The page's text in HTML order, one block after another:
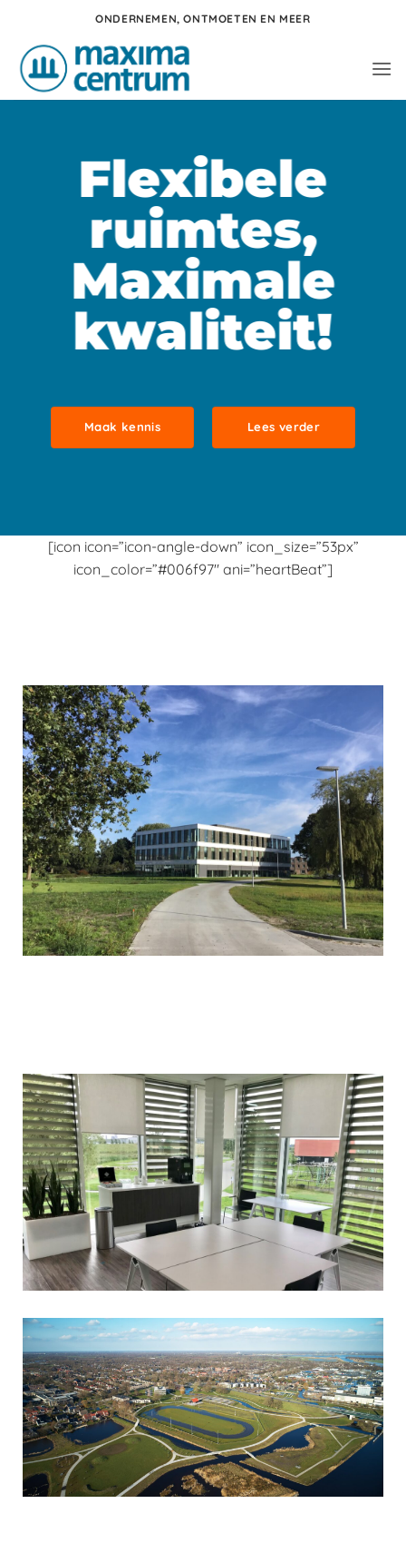
inhoud
ONDERNEMEN, ONTMOETEN EN MEER
Flexibele
ruimtes,
Maximale
kwaliteit!
Maak kennis Lees verder
[icon icon=”icon-angle-down” icon_size=”53px”
icon_color=”#006f97″ ani=”heartBeat”]